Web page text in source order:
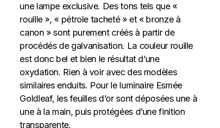
une lampe exclusive. Des tons tels que «
rouille », « pétrole tacheté » et « bronze à
canon » sont purement créés à partir de
procédés de galvanisation. La couleur rouille
est donc bel et bien le résultat d’une
oxydation. Rien à voir avec des modèles
similaires enduits. Pour le luminaire Esmée
Goldleaf, les feuilles d’or sont déposées une à
une à la main, puis protégées d’une finition
transparente.